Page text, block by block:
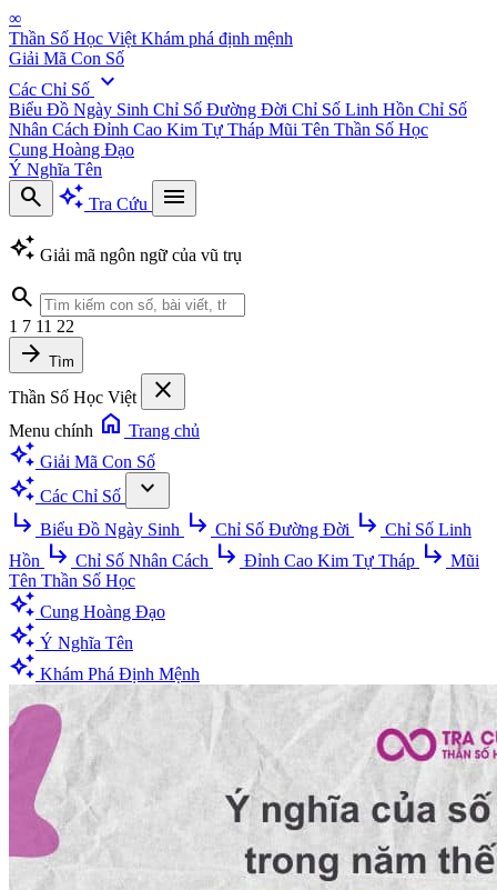
∞
Thần Số Học Việt Khám phá định mệnh
Giải Mã Con Số
Các Chỉ Số expand_more
Biểu Đồ Ngày Sinh Chỉ Số Đường Đời Chỉ Số Linh Hồn Chỉ Số
Nhân Cách Đỉnh Cao Kim Tự Tháp Mũi Tên Thần Số Học
Cung Hoàng Đạo
Ý Nghĩa Tên
search auto_awesome Tra Cứu
menu
auto_awesome Giải mã ngôn ngữ của vũ trụ
search
1 7 11 22
arrow_forward Tìm
Thần Số Học Việt close
Menu chính home Trang chủ
auto_awesome Giải Mã Con Số
auto_awesome Các Chỉ Số
expand_more
subdirectory_arrow_right Biểu Đồ Ngày Sinh subdirectory_arrow_right Chỉ Số Đường Đời subdirectory_arrow_right Chỉ Số Linh
Hồn subdirectory_arrow_right Chỉ Số Nhân Cách subdirectory_arrow_right Đỉnh Cao Kim Tự Tháp subdirectory_arrow_right Mũi
Tên Thần Số Học
auto_awesome Cung Hoàng Đạo
auto_awesome Ý Nghĩa Tên
auto_awesome Khám Phá Định Mệnh